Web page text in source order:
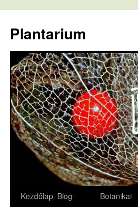
tartalomba
Plantarium
Kezdőlap Blog-
Botanikai